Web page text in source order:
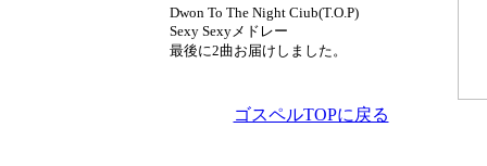
Dwon To The Night Ciub(T.O.P)
Sexy Sexyメドレー
最後に2曲お届けしました。
ゴスペルTOPに戻る